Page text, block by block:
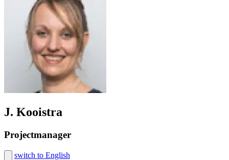
J. Kooistra
Projectmanager
switch to English